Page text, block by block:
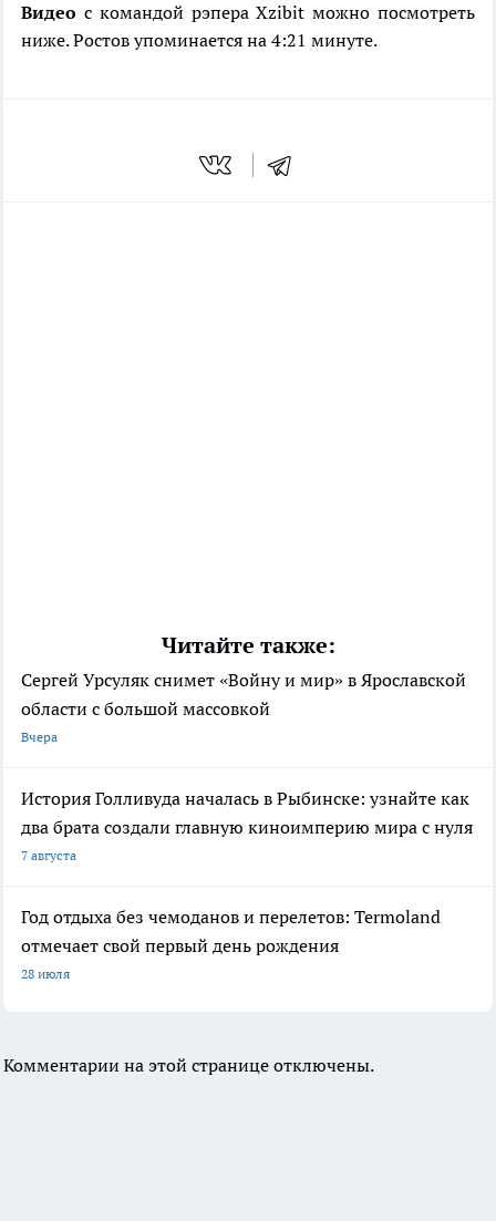
Видео с командой рэпера Xzibit можно посмотреть
ниже. Ростов упоминается на 4:21 минуте.
Читайте также:
Сергей Урсуляк снимет «Войну и мир» в Ярославской
области с большой массовкой
Вчера
История Голливуда началась в Рыбинске: узнайте как
два брата создали главную киноимперию мира с нуля
7 августа
Год отдыха без чемоданов и перелетов: Termoland
отмечает свой первый день рождения
28 июля
Комментарии на этой странице отключены.